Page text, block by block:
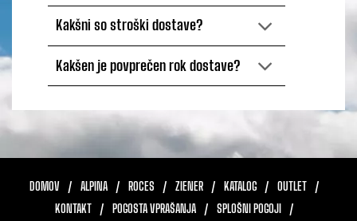
Kakšni so stroški dostave?
Kakšen je povprečen rok dostave?
DOMOV ALPINA ROCES ZIENER KATALOG
OUTLET
KONTAKT
POGOSTA VPRAŠANJA SPLOŠNI POGOJI